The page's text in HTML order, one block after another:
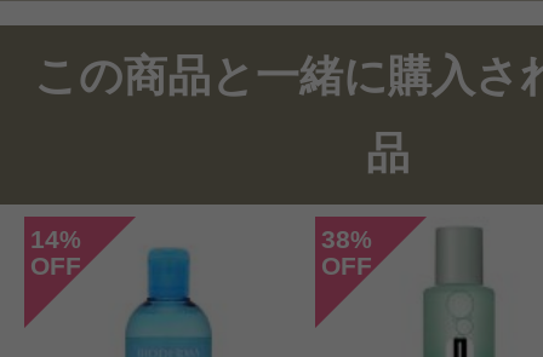
このコスメのレビューを書いて
この商品と一緒に購入さ
品
14%
OFF
38%
OFF